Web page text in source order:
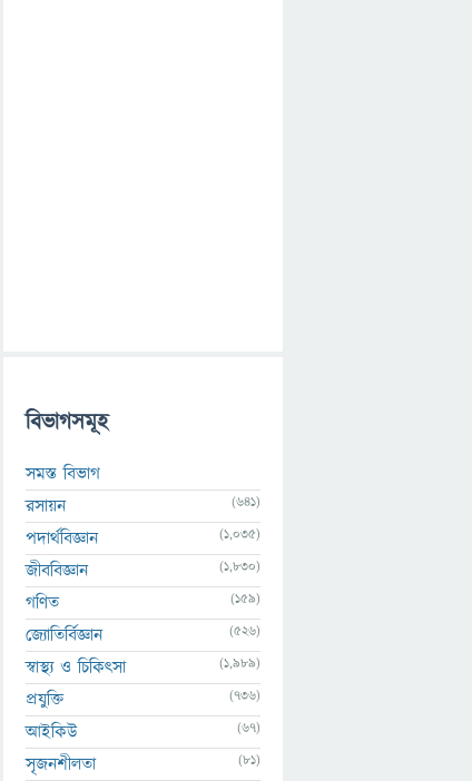
বিভাগসমূহ
সমস্ত বিভাগ
রসায়ন
(641)
পদার্থবিজ্ঞান (1,035)
জীববিজ্ঞান (1,830)
গণিত (159)
জ্যোতির্বিজ্ঞান (526)
স্বাস্থ্য ও চিকিৎসা (1,989)
প্রযুক্তি (736)
আইকিউ (67)
সৃজনশীলতা (81)